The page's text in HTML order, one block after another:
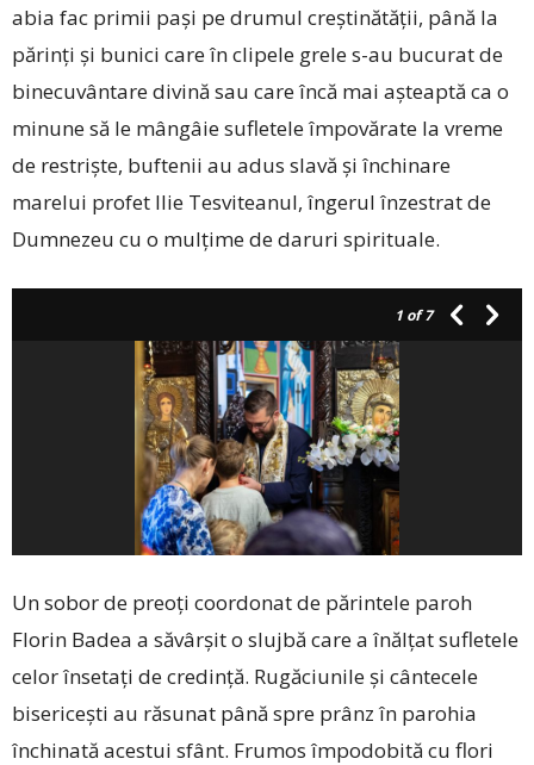
abia fac primii pași pe drumul creștinătății, până la
părinți și bunici care în clipele grele s-au bucurat de
binecuvântare divină sau care încă mai așteaptă ca o
minune să le mângâie sufletele împovărate la vreme
de restriște, buftenii au adus slavă și închinare
marelui profet Ilie Tesviteanul, îngerul înzestrat de
Dumnezeu cu o mulțime de daruri spirituale.
1 of 7
Un sobor de preoți coordonat de părintele paroh
Florin Badea a săvârșit o slujbă care a înălțat sufletele
celor însetați de credință. Rugăciunile și cântecele
bisericești au răsunat până spre prânz în parohia
închinată acestui sfânt. Frumos împodobită cu flori